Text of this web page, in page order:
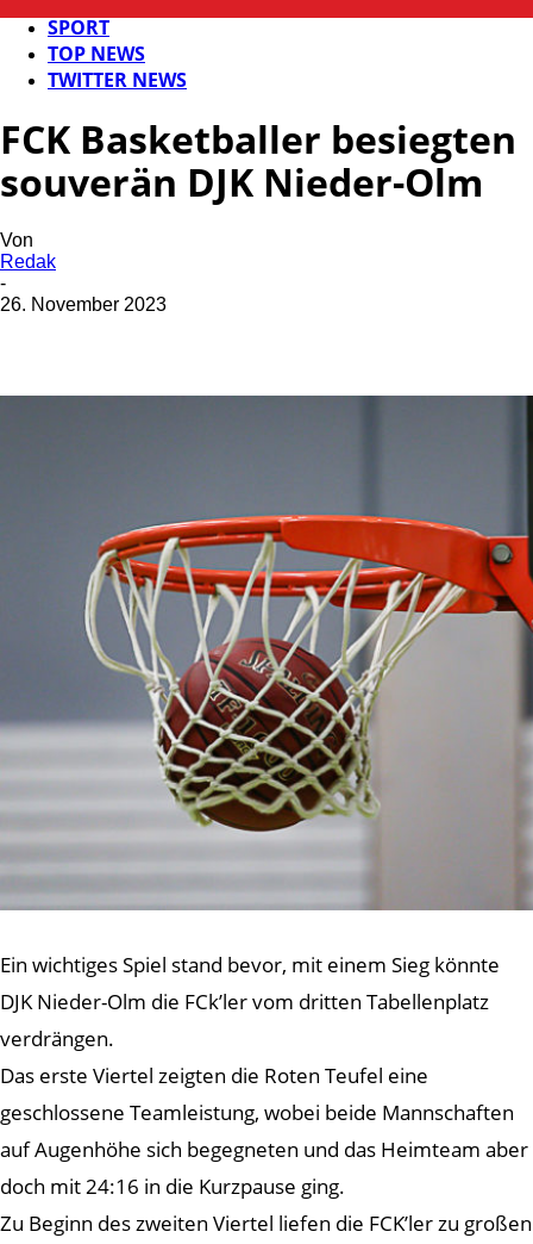
SPORT
TOP NEWS
TWITTER NEWS
FCK Basketballer besiegten
souverän DJK Nieder-Olm
Von
Redak
-
26. November 2023
Ein wichtiges Spiel stand bevor, mit einem Sieg könnte
DJK Nieder-Olm die FCk’ler vom dritten Tabellenplatz
verdrängen.
Das erste Viertel zeigten die Roten Teufel eine
geschlossene Teamleistung, wobei beide Mannschaften
auf Augenhöhe sich begegneten und das Heimteam aber
doch mit 24:16 in die Kurzpause ging.
Zu Beginn des zweiten Viertel liefen die FCK’ler zu großen